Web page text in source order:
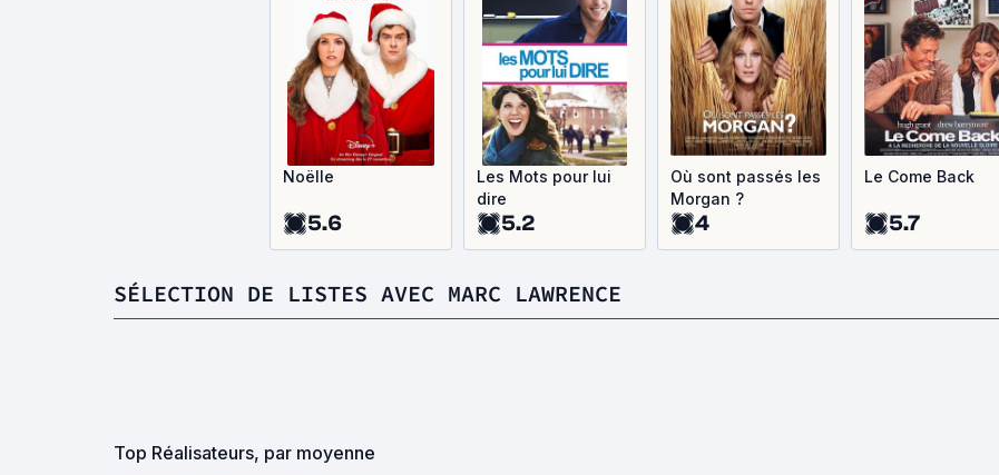
Noëlle
5.6
Les Mots pour lui
dire
5.2
Où sont passés les
Morgan ?
4
Le Come Back
5.7
SÉLECTION DE LISTES AVEC MARC LAWRENCE
Top Réalisateurs, par moyenne